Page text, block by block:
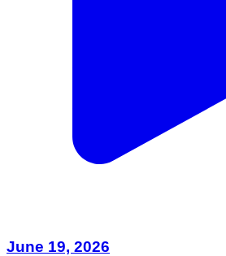
June 19, 2026